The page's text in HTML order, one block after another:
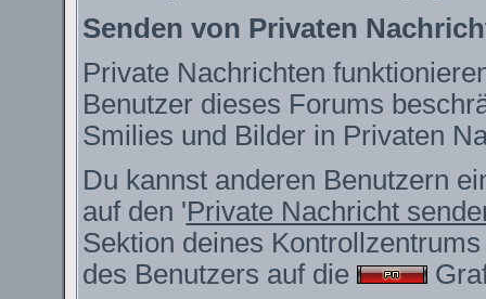
Senden von Privaten
Private Nachrichten
Benutzer dieses Forums
Smilies und Bilder in Privaten
Du kannst anderen Benutzern
auf den 'Private Nachricht
Sektion deines
des Benutzers auf die